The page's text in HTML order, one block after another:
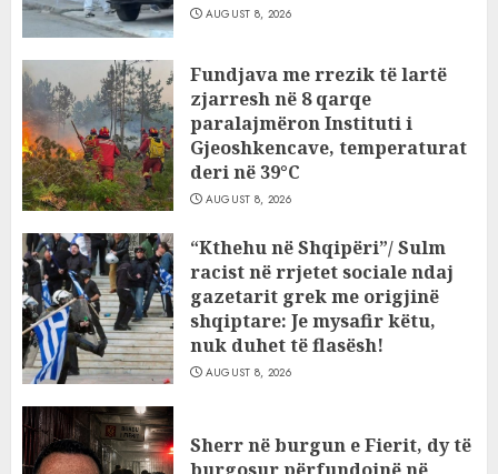
AUGUST 8, 2026
Fundjava me rrezik të lartë
zjarresh në 8 qarqe
paralajmëron Instituti i
Gjeoshkencave, temperaturat
deri në 39°C
AUGUST 8, 2026
“Kthehu në Shqipëri”/ Sulm
racist në rrjetet sociale ndaj
gazetarit grek me origjinë
shqiptare: Je mysafir këtu,
nuk duhet të flasësh!
AUGUST 8, 2026
Sherr në burgun e Fierit, dy të